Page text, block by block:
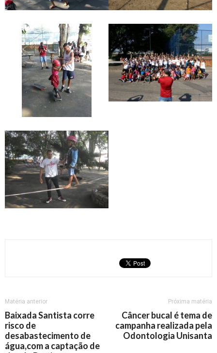
Matéria anterior
Baixada Santista corre
risco de
desabastecimento de
água,com a captação de
Próxima matéria
Câncer bucal é tema de
campanha realizada pela
Odontologia Unisanta